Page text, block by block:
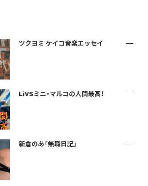
ツクヨミ ケイコ音楽エッセイ
LiVSミニ・マルコの人間最高！
新倉のあ「無職日記」